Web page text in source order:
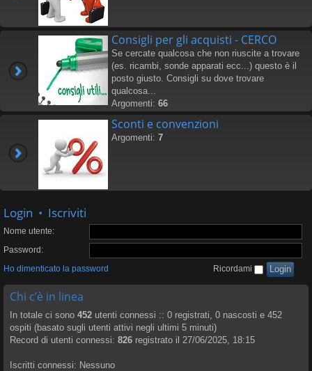
Consigli per gli acquisti - CERCO
Se cercate qualcosa che non riuscite a trovare
(es. ricambi, sonde apparati ecc...) questo è il
posto giusto. Consigli su dove trovare
qualcosa...
Argomenti: 66
Sconti e convenzioni
Argomenti: 7
Login • Iscriviti
Nome utente:
Password:
Ho dimenticato la password
Ricordami
Chi c’è in linea
In totale ci sono 452 utenti connessi :: 0 registrati, 0 nascosti e 452
ospiti (basato sugli utenti attivi negli ultimi 5 minuti)
Record di utenti connessi: 826 registrato il 27/06/2025, 18:15
Iscritti connessi: Nessuno